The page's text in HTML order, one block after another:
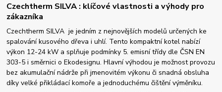
Czechtherm SILVA : klíčové vlastnosti a výhody pro
zákazníka
Czechtherm SILVA je jedním z nejnovějších modelů určených ke
spalování kusového dřeva i uhlí. Tento kompaktní kotel nabízí
výkon 12-24 kW a splňuje podmínky 5. emisní třídy dle ČSN EN
303-5 i směrnici o Ekodesignu. Hlavní výhodou je možnost provozu
bez akumulační nádrže při jmenovitém výkonu či snadná obsluha
díky velké přikládací komoře a jednoduchému čištění výměníku.